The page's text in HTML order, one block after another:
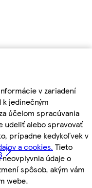
v zariadení
jedinečným
účelom spracúvania
udeliť alebo spravovať
prípadne kedykoľvek v
a cookies. Tieto
údaje o
spôsob, akým vám
webe.